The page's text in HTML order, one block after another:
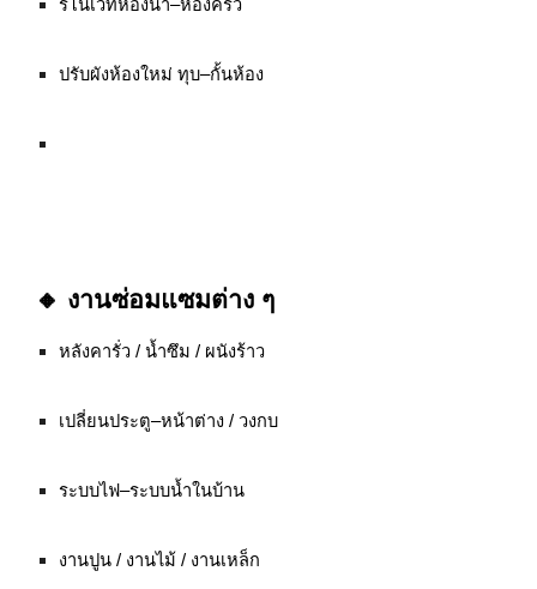
รีโนเวทห้องน้ำ–ห้องครัว
ปรับผังห้องใหม่ ทุบ–กั้นห้อง
🔸 งานซ่อมแซมต่าง ๆ
หลังคารั่ว / น้ำซึม / ผนังร้าว
เปลี่ยนประตู–หน้าต่าง / วงกบ
ระบบไฟ–ระบบน้ำในบ้าน
งานปูน / งานไม้ / งานเหล็ก